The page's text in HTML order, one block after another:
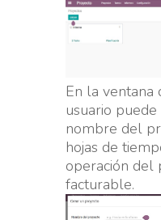
En la ventana
usuario
nombre del
hojas de
operación del
facturable.